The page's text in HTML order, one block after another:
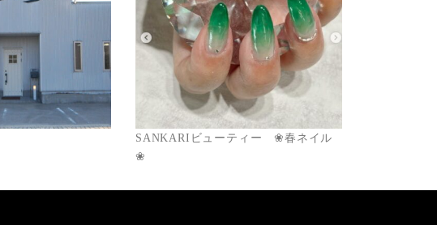
SANKARIビューティー ❀春ネイル
❀